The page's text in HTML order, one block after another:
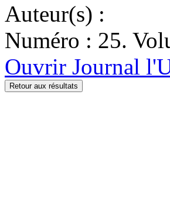
Auteur(s) :
Numéro : 25.
Ouvrir Journal
Retour aux résultats